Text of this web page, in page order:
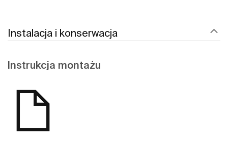
Instalacja i konserwacja
Instrukcja montażu